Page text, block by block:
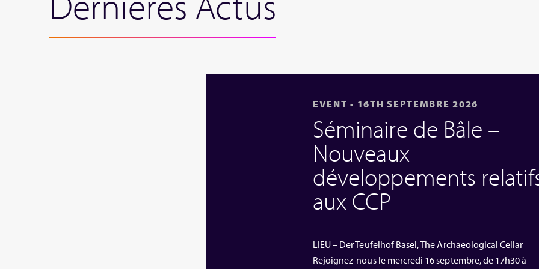
EVENT - 16TH SEPTEMBRE 2026
Séminaire de Bâle –
Nouveaux
développements
aux CCP
LIEU – Der Teufelhof Basel, The Archaeological Cellar
Rejoignez-nous le mercredi 16 septembre, de 17h30 à